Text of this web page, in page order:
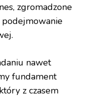
zgromadzone
podejmowanie
nawet
fundament
z czasem